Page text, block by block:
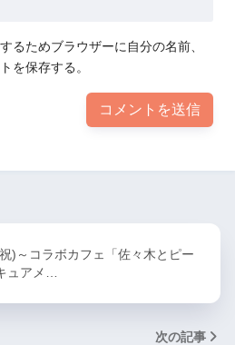
るためブラウザーに自分の名前、
を保存する。
)～コラボカフェ「佐々木とピー
ュアメ…
次の記事